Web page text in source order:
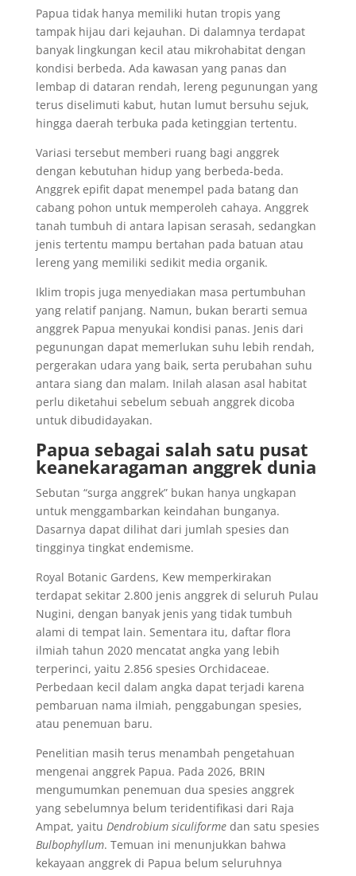
Papua tidak hanya memiliki hutan tropis yang
tampak hijau dari kejauhan. Di dalamnya terdapat
banyak lingkungan kecil atau mikrohabitat dengan
kondisi berbeda. Ada kawasan yang panas dan
lembap di dataran rendah, lereng pegunungan yang
terus diselimuti kabut, hutan lumut bersuhu sejuk,
hingga daerah terbuka pada ketinggian tertentu.
Variasi tersebut memberi ruang bagi anggrek
dengan kebutuhan hidup yang berbeda-beda.
Anggrek epifit dapat menempel pada batang dan
cabang pohon untuk memperoleh cahaya. Anggrek
tanah tumbuh di antara lapisan serasah, sedangkan
jenis tertentu mampu bertahan pada batuan atau
lereng yang memiliki sedikit media organik.
Iklim tropis juga menyediakan masa pertumbuhan
yang relatif panjang. Namun, bukan berarti semua
anggrek Papua menyukai kondisi panas. Jenis dari
pegunungan dapat memerlukan suhu lebih rendah,
pergerakan udara yang baik, serta perubahan suhu
antara siang dan malam. Inilah alasan asal habitat
perlu diketahui sebelum sebuah anggrek dicoba
untuk dibudidayakan.
Papua sebagai salah satu pusat
keanekaragaman anggrek dunia
Sebutan “surga anggrek” bukan hanya ungkapan
untuk menggambarkan keindahan bunganya.
Dasarnya dapat dilihat dari jumlah spesies dan
tingginya tingkat endemisme.
Royal Botanic Gardens, Kew memperkirakan
terdapat sekitar 2.800 jenis anggrek di seluruh Pulau
Nugini, dengan banyak jenis yang tidak tumbuh
alami di tempat lain. Sementara itu, daftar flora
ilmiah tahun 2020 mencatat angka yang lebih
terperinci, yaitu 2.856 spesies Orchidaceae.
Perbedaan kecil dalam angka dapat terjadi karena
pembaruan nama ilmiah, penggabungan spesies,
atau penemuan baru.
Penelitian masih terus menambah pengetahuan
mengenai anggrek Papua. Pada 2026, BRIN
mengumumkan penemuan dua spesies anggrek
yang sebelumnya belum teridentifikasi dari Raja
Ampat, yaitu Dendrobium siculiformedan satu spesies
Bulbophyllum. Temuan ini menunjukkan bahwa
kekayaan anggrek di Papua belum seluruhnya